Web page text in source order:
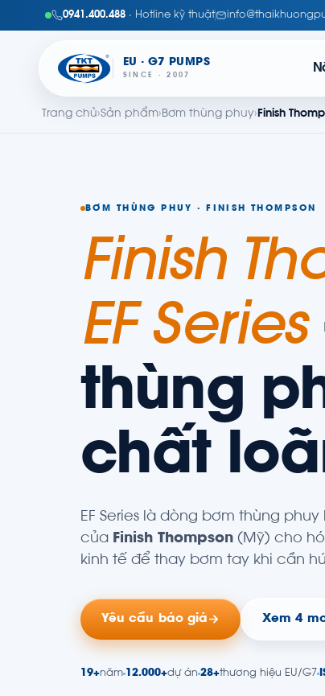
0941.400.488 · Hotline kỹ thuật
EU · G7 PUMPS
SINCE · 2007
Trang chủ›Sản phẩm›Bơm thùng phuy›Finish
BƠM THÙNG PHUY · FINISH THOMPSON
Finish
EF Series
thùng
chất
EF Series là dòng bơm thùng phuy
của Finish Thompson (Mỹ) cho
kinh tế để thay bơm tay khi cần
Yêu cầu báo giá Xem 4
19+năm 12.000+dự án 28+thương hiệu EU/G7